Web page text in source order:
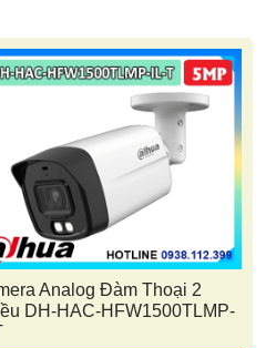
Analog Đàm Thoại 2
DH-HAC-HFW1500TLMP-